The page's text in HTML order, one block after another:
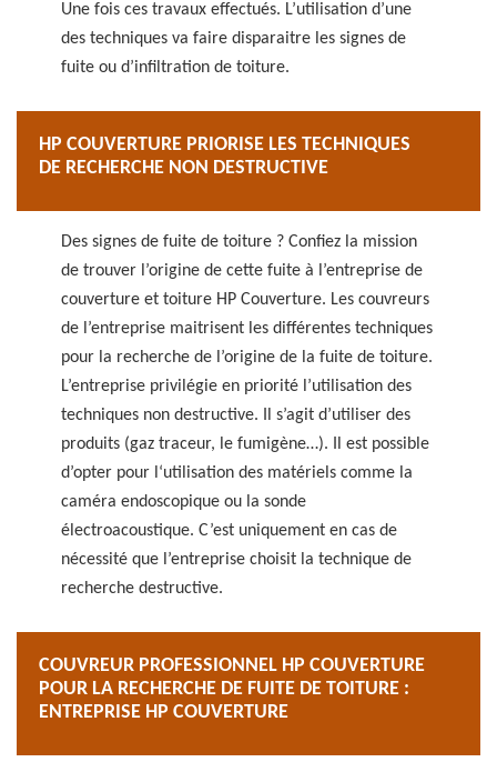
Une fois ces travaux effectués. L’utilisation d’une
des techniques va faire disparaitre les signes de
fuite ou d’infiltration de toiture.
HP COUVERTURE PRIORISE LES TECHNIQUES
DE RECHERCHE NON DESTRUCTIVE
Des signes de fuite de toiture ? Confiez la mission
de trouver l’origine de cette fuite à l’entreprise de
couverture et toiture HP Couverture. Les couvreurs
de l’entreprise maitrisent les différentes techniques
pour la recherche de l’origine de la fuite de toiture.
L’entreprise privilégie en priorité l’utilisation des
techniques non destructive. Il s’agit d’utiliser des
produits (gaz traceur, le fumigène…). Il est possible
d’opter pour l‘utilisation des matériels comme la
caméra endoscopique ou la sonde
électroacoustique. C’est uniquement en cas de
nécessité que l’entreprise choisit la technique de
recherche destructive.
COUVREUR PROFESSIONNEL HP COUVERTURE
POUR LA RECHERCHE DE FUITE DE TOITURE :
ENTREPRISE HP COUVERTURE